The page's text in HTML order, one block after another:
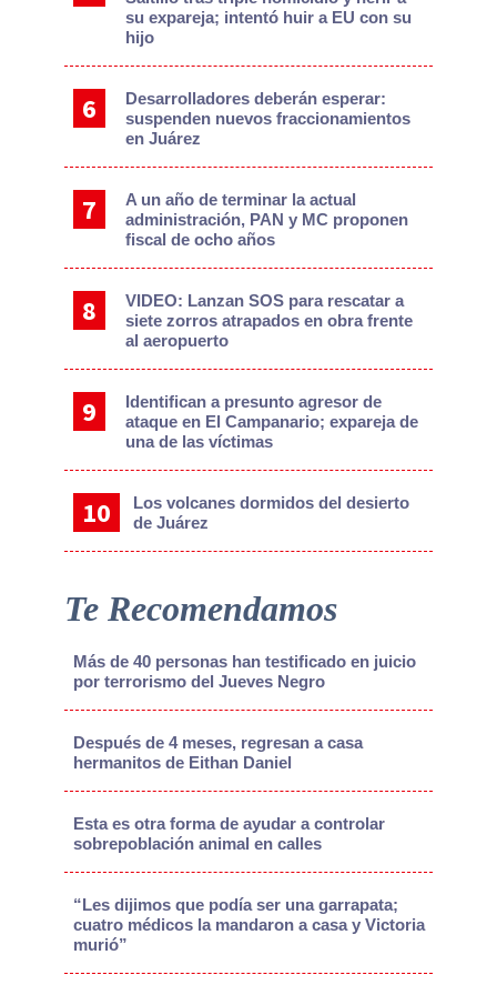
su expareja; intentó huir a EU con su
hijo
Desarrolladores deberán esperar:
suspenden nuevos fraccionamientos
en Juárez
A un año de terminar la actual
administración, PAN y MC proponen
fiscal de ocho años
VIDEO: Lanzan SOS para rescatar a
siete zorros atrapados en obra frente
al aeropuerto
Identifican a presunto agresor de
ataque en El Campanario; expareja de
una de las víctimas
Los volcanes dormidos del desierto
de Juárez
Te Recomendamos
Más de 40 personas han testificado en juicio
por terrorismo del Jueves Negro
Después de 4 meses, regresan a casa
hermanitos de Eithan Daniel
Esta es otra forma de ayudar a controlar
sobrepoblación animal en calles
“Les dijimos que podía ser una garrapata;
cuatro médicos la mandaron a casa y Victoria
murió”